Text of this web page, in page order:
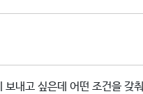
보내고 싶은데 어떤 조건을 갖